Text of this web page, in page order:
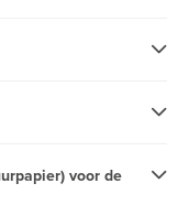
voor de